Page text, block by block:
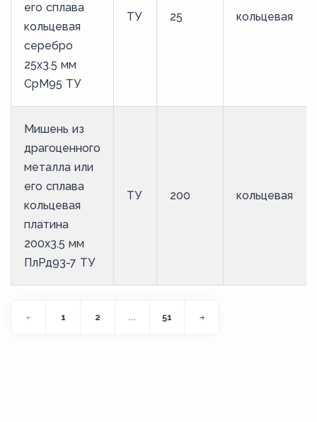
его сплава
кольцевая
серебро
25х3.5 мм
СрМ95 ТУ
ТУ 25 кольцевая
Мишень из
драгоценного
металла или
его сплава
кольцевая
платина
200х3.5 мм
ПлРд93-7 ТУ
ТУ 200 кольцевая
1 2 ... 51